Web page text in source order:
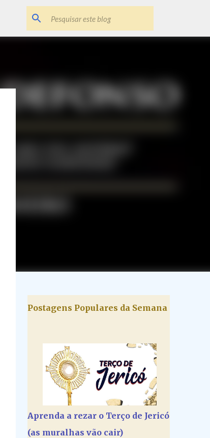
Postagens Populares da Semana
Aprenda a rezar o Terço de Jericó
(as muralhas vão cair)